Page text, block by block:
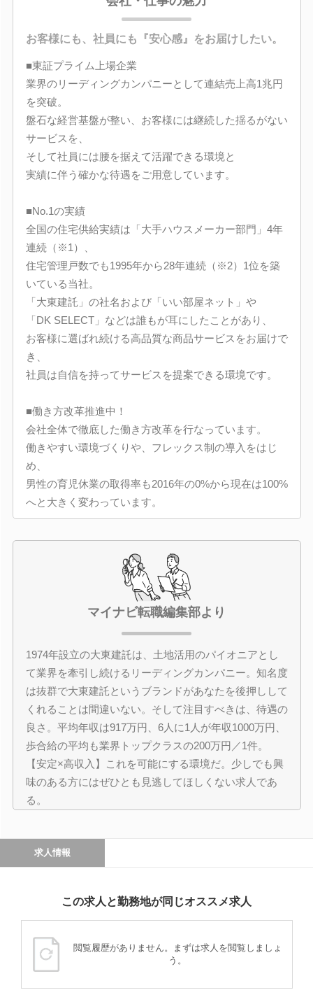
お客様にも、社員にも『安心感』をお届けしたい。
■東証プライム上場企業
業界のリーディングカンパニーとして連結売上高1兆円
を突破。
盤石な経営基盤が整い、お客様には継続した揺るがない
サービスを、
そして社員には腰を据えて活躍できる環境と
実績に伴う確かな待遇をご用意しています。
■No.1の実績
全国の住宅供給実績は「大手ハウスメーカー部門」4年
連続（※1）、
住宅管理戸数でも1995年から28年連続（※2）1位を築
いている当社。
「大東建託」の社名および「いい部屋ネット」や
「DK SELECT」などは誰もが耳にしたことがあり、
お客様に選ばれ続ける高品質な商品サービスをお届けで
き、
社員は自信を持ってサービスを提案できる環境です。
■働き方改革推進中！
会社全体で徹底した働き方改革を行なっています。
働きやすい環境づくりや、フレックス制の導入をはじ
め、
男性の育児休業の取得率も2016年の0%から現在は100%
へと大きく変わっています。
マイナビ転職編集部より
1974年設立の大東建託は、土地活用のパイオニアとし
て業界を牽引し続けるリーディングカンパニー。知名度
は抜群で大東建託というブランドがあなたを後押しして
くれることは間違いない。そして注目すべきは、待遇の
良さ。平均年収は917万円、6人に1人が年収1000万円、
歩合給の平均も業界トップクラスの200万円／1件。
【安定×高収入】これを可能にする環境だ。少しでも興
味のある方にはぜひとも見逃してほしくない求人であ
る。
求人情報
この求人と勤務地が同じオススメ求人
閲覧履歴がありません。まずは求人を閲覧しましょ
う。